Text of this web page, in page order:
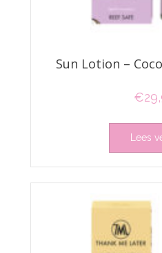
Sun Lotion –
€
Lees